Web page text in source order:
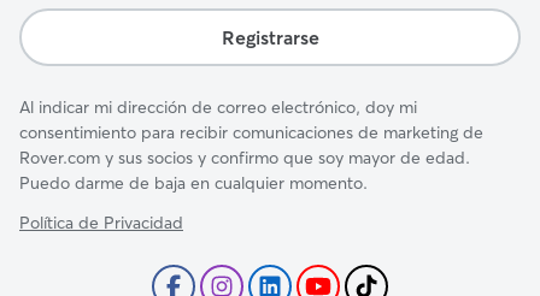
Registrarse
Al indicar mi dirección de correo electrónico, doy mi
consentimiento para recibir comunicaciones de marketing de
Rover.com y sus socios y confirmo que soy mayor de edad.
Puedo darme de baja en cualquier momento.
Política de Privacidad